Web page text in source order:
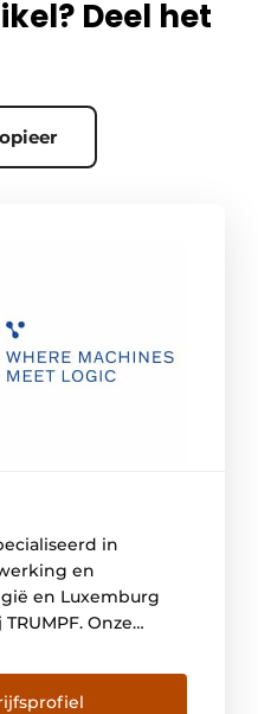
Deel het
in
en
en Luxemburg
Onze
klanten hebben
uitgegroeid tot